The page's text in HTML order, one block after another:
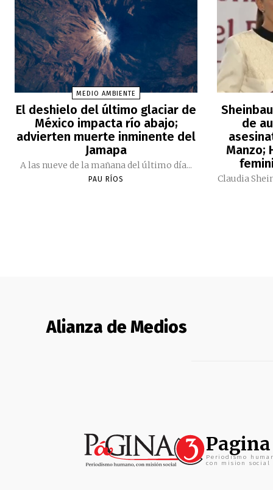
MEDIO AMBIENTE
El deshielo del último glaciar de
México impacta río abajo;
advierten muerte inminente del
Jamapa
A las nueve de la mañana del último día...
PAU RÍOS
de
Manzo;
Claudia
Alianza de Medios
Periodismo
con mision social